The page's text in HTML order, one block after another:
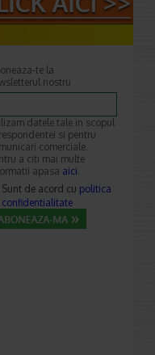
te la
nostru
datele tale in scopul
si pentru
comerciale.
a citi mai multe
apasa aici.
Sunt de acord cu politica
confidentialitate